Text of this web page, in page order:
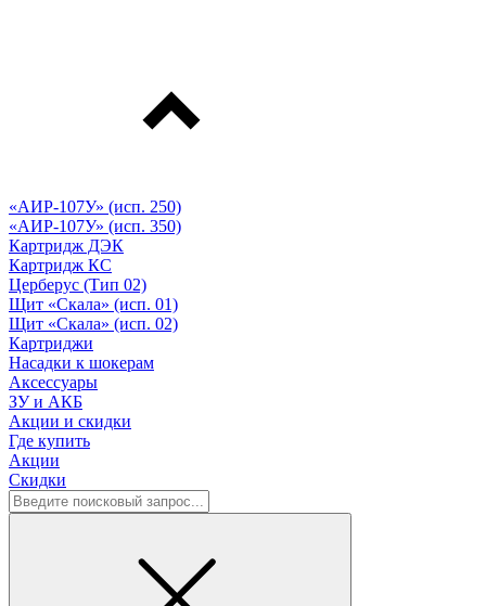
«АИР-107У» (исп. 250)
«АИР-107У» (исп. 350)
Картридж ДЭК
Картридж КС
Церберус (Тип 02)
Щит «Скала» (исп. 01)
Щит «Скала» (исп. 02)
Картриджи
Насадки к шокерам
Аксессуары
ЗУ и АКБ
Акции и скидки
Где купить
Акции
Скидки